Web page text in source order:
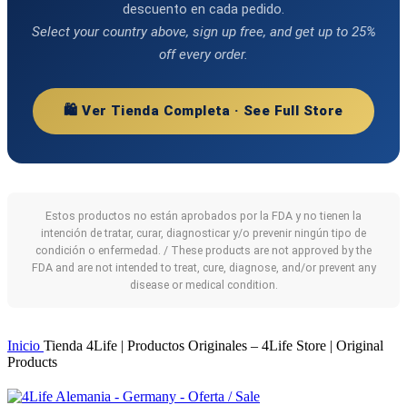
descuento en cada pedido.
Select your country above, sign up free, and get up to 25%
off every order.
🛍️ Ver Tienda Completa · See Full Store
Estos productos no están aprobados por la FDA y no tienen la
intención de tratar, curar, diagnosticar y/o prevenir ningún tipo de
condición o enfermedad. / These products are not approved by the
FDA and are not intended to treat, cure, diagnose, and/or prevent any
disease or medical condition.
Inicio Tienda 4Life | Productos Originales – 4Life Store | Original
Products